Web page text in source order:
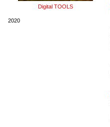
Digital TOOLS
2020